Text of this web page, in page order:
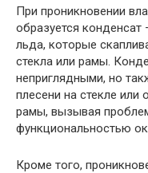
При проникновении
образуется
льда, которые
стекла или рамы.
неприглядными, но
плесени на стекле или
рамы, вызывая
функциональностью
Кроме того,